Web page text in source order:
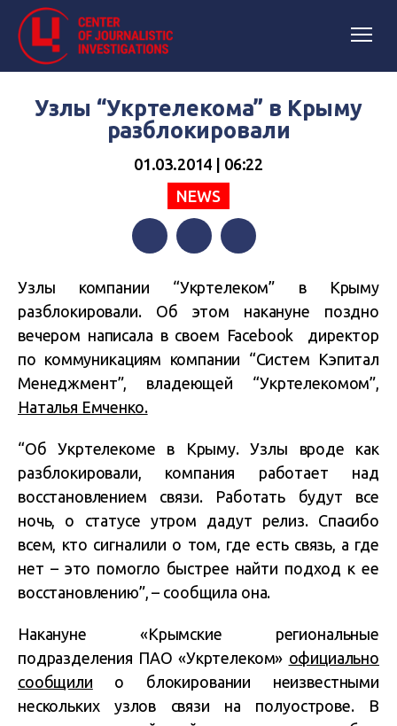
Узлы “Укртелекома” в Крыму
разблокировали
01.03.2014 | 06:22
NEWS
Узлы компании “Укртелеком” в Крыму
разблокировали. Об этом накануне поздно
вечером написала в своем Facebook директор
по коммуникациям компании “Систем Кэпитал
Менеджмент”, владеющей “Укртелекомом”,
Наталья Емченко.
“Об Укртелекоме в Крыму. Узлы вроде как
разблокировали, компания работает над
восстановлением связи. Работать будут все
ночь, о статусе утром дадут релиз. Спасибо
всем, кто сигналили о том, где есть связь, а где
нет – это помогло быстрее найти подход к ее
восстановлению”, – сообщила она.
Накануне «Крымские региональные
подразделения ПАО «Укртелеком» официально
сообщили о блокировании неизвестными
нескольких узлов связи на полуострове. В